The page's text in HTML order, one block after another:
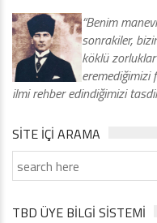
“Benim
sonrakiler,
köklü
eremediğimizi
ilmi rehber edindiğimizi
SITE IÇI ARAMA
TBD ÜYE BİLGİ SİSTEMİ